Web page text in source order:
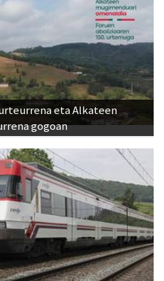
eta Alkateen
gogoan